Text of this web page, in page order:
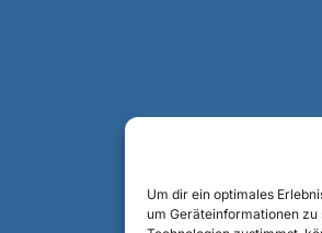
Um dir ein optimales
um Geräteinformationen